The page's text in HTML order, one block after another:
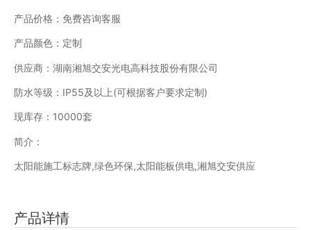
产品价格：免费咨询客服
产品颜色：定制
供应商：湖南湘旭交安光电高科技股份有限公司
防水等级：IP55及以上(可根据客户要求定制)
现库存：10000套
简介：
太阳能施工标志牌,绿色环保,太阳能板供电,湘旭交安供应
产品详情